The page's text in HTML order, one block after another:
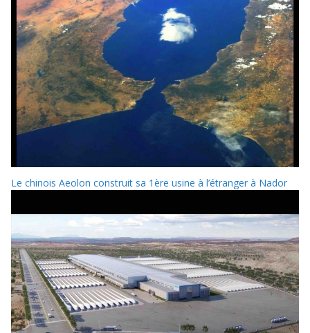
Le chinois Aeolon construit sa 1ère usine à l’étranger à Nador